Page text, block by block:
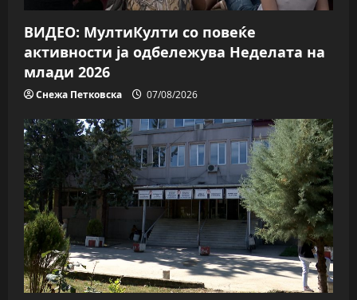
n
ВИДЕО: МултиКулти со повеќе
активности ја одбележува Неделата на
млади 2026
Снежа Петковска 07/08/2026